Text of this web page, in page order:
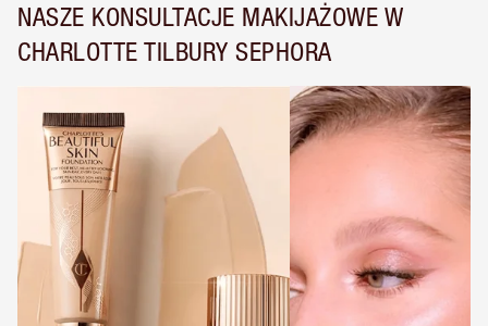
NASZE KONSULTACJE MAKIJAŻOWE W
CHARLOTTE TILBURY SEPHORA